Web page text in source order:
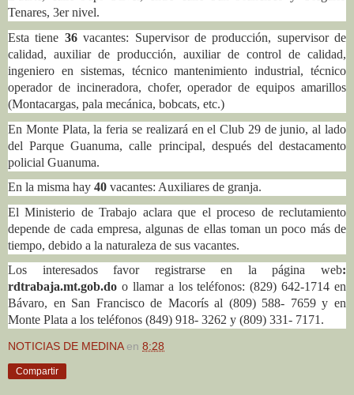
Tenares, 3er nivel.
Esta tiene 36vacantes: Supervisor de producción, supervisor de
calidad, auxiliar de producción, auxiliar de control de calidad,
ingeniero en sistemas, técnico mantenimiento industrial, técnico
operador de incineradora, chofer, operador de equipos amarillos
(Montacargas, pala mecánica, bobcats, etc.)
En Monte Plata, la feria se realizará en el Club 29 de junio, al lado
del Parque Guanuma, calle principal, después del destacamento
policial Guanuma.
En la misma hay 40 vacantes: Auxiliares de granja.
El Ministerio de Trabajo aclara que el proceso de reclutamiento
depende de cada empresa, algunas de ellas toman un poco más de
tiempo, debido a la naturaleza de sus vacantes.
Los interesados favor registrarse en la página web:
rdtrabaja.mt.gob.do o llamar a los teléfonos: (829) 642-1714 en
Bávaro, en San Francisco de Macorís al (809) 588- 7659 y en
Monte Plata a los teléfonos (849) 918- 3262 y (809) 331- 7171.
NOTICIAS DE MEDINA en 8:28
Compartir